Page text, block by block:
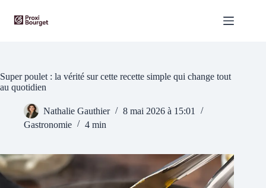
contenu
Super poulet : la vérité sur cette recette simple qui change tout
au quotidien
Nathalie Gauthier
8 mai 2026 à 15:01
Gastronomie
4 min